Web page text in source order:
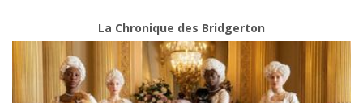
La Chronique des Bridgerton